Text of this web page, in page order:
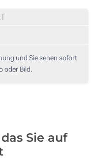
Seite)
und Sie sehen sofort
oder Bild.
Sie auf